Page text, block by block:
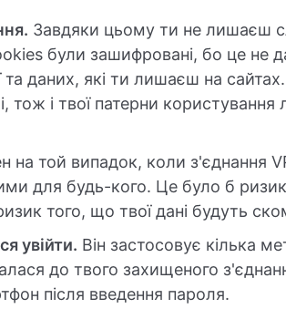
Завдяки цьому ти не лишаєш
були зашифровані, бо це не
даних, які ти лишаєш на
тож і твої патерни
на той випадок, коли з'єднання
для будь-кого. Це було б
того, що твої дані будуть
увійти. Він застосовує кілька
до твого захищеного
після введення пароля.